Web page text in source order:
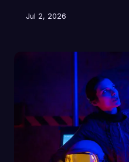
t'explique comment
Jul 2, 2026